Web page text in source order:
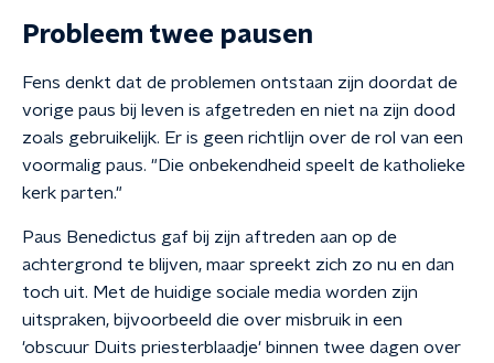
Probleem twee pausen
Fens denkt dat de problemen ontstaan zijn doordat de
vorige paus bij leven is afgetreden en niet na zijn dood
zoals gebruikelijk. Er is geen richtlijn over de rol van een
voormalig paus. "Die onbekendheid speelt de katholieke
kerk parten."
Paus Benedictus gaf bij zijn aftreden aan op de
achtergrond te blijven, maar spreekt zich zo nu en dan
toch uit. Met de huidige sociale media worden zijn
uitspraken, bijvoorbeeld die over misbruik in een
'obscuur Duits priesterblaadje' binnen twee dagen over